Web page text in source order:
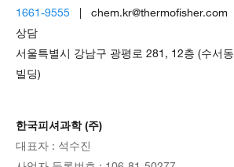
1661-9555 |
상담
서울특별시 강남구 광평로 281, 12층 (수서
빌딩)
한국피셔과학 (주)
대표자 : 석수진